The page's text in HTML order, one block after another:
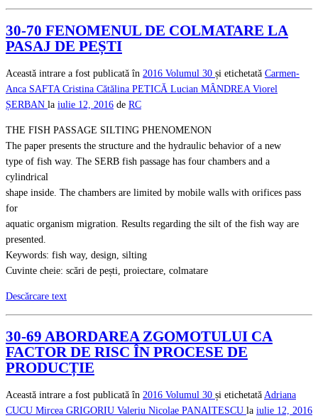
30-70 FENOMENUL DE COLMATARE LA
PASAJ DE PEȘTI
Această intrare a fost publicată în 2016 Volumul 30 și etichetată Carmen-
Anca SAFTA Cristina Cătălina PETICĂ Lucian MÂNDREA Viorel
ȘERBAN la iulie 12, 2016 de RC
THE FISH PASSAGE SILTING PHENOMENON
The paper presents the structure and the hydraulic behavior of a new
type of fish way. The SERB fish passage has four chambers and a
cylindrical
shape inside. The chambers are limited by mobile walls with orifices pass
for
aquatic organism migration. Results regarding the silt of the fish way are
presented.
Keywords: fish way, design, silting
Cuvinte cheie: scări de pești, proiectare, colmatare
Descărcare text
30-69 ABORDAREA ZGOMOTULUI CA
FACTOR DE RISC ÎN PROCESE DE
PRODUCȚIE
Această intrare a fost publicată în 2016 Volumul 30 și etichetată Adriana
CUCU Mircea GRIGORIU Valeriu Nicolae PANAITESCU la iulie 12, 2016